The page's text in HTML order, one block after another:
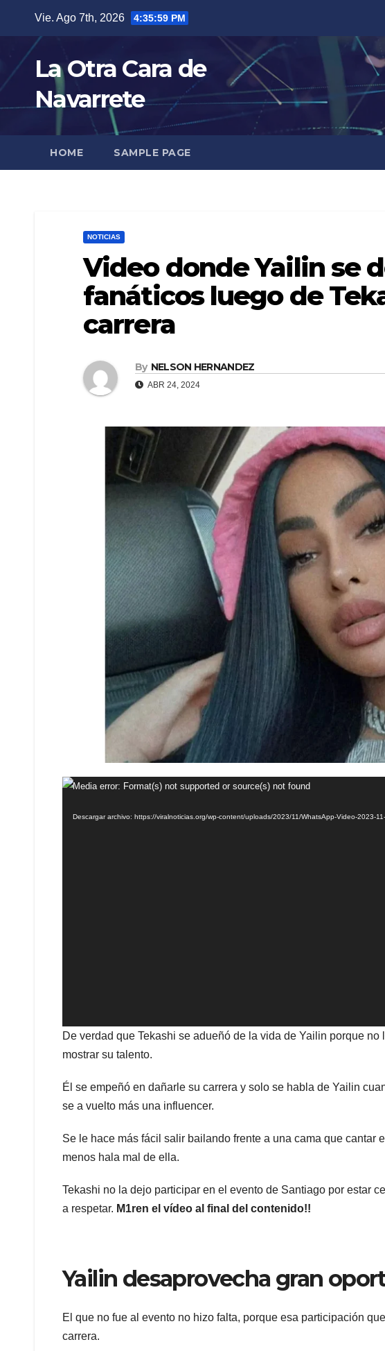
content
Vie. Ago 7th, 2026 4:36:01 PM
La Otra Cara de
Navarrete
HOME SAMPLE PAGE
NOTICIAS
Video donde Yailin se
fanáticos luego de
carrera
By NELSON HERNANDEZ
ABR 24, 2024
Reproductor
vídeo
Media error: Format(s) not supported or source(s) not found
Descargar archivo: https://viralnoticias.org/wp-content/uploads/2023/11/WhatsApp-Video-2023-
De verdad que Tekashi se adueñó de la vida de Yailin porque
mostrar su talento.
Él se empeñó en dañarle su carrera y solo se habla de Yailin
se a vuelto más una influencer.
Se le hace más fácil salir bailando frente a una cama que cantar
menos hala mal de ella.
Tekashi no la dejo participar en el evento de Santiago por estar
a respetar. M1ren el vídeo al final del contenido!!
Yailin desaprovecha gran
El que no fue al evento no hizo falta, porque esa participación
carrera.